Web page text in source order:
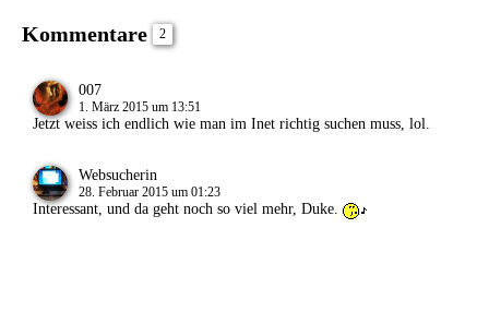
Kommentare 2
007
1. März 2015 um 13:51
Jetzt weiss ich endlich wie man im Inet richtig suchen muss, lol.
Websucherin
28. Februar 2015 um 01:23
Interessant, und da geht noch so viel mehr, Duke.